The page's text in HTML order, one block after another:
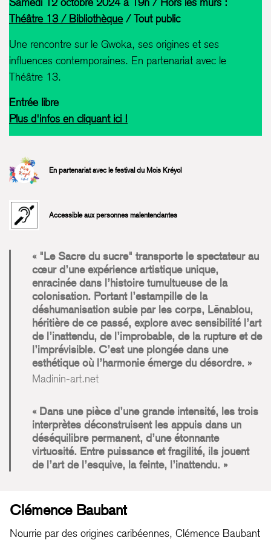
Théâtre 13 / Bibliothèque/ Tout public
Une rencontre sur le Gwoka, ses origines et ses
influences contemporaines. En partenariat avec le
Théâtre 13.
Entrée libre
Plus d'infos en cliquant ici !
En partenariat avec le festival du Mois Kréyol
Accessible aux personnes malentendantes
"Le Sacre du sucre" transporte le spectateur au
cœur d’une expérience artistique unique,
enracinée dans l’histoire tumultueuse de la
colonisation. Portant l’estampille de la
déshumanisation subie par les corps, Lēnablou,
héritière de ce passé, explore avec sensibilité l’art
de l’inattendu, de l’improbable, de la rupture et de
l’imprévisible. C’est une plongée dans une
esthétique où l’harmonie émerge du désordre.
Madinin-art.net
Dans une pièce d’une grande intensité, les trois
interprètes déconstruisent les appuis dans un
déséquilibre permanent, d’une étonnante
virtuosité. Entre puissance et fragilité, ils jouent
de l’art de l’esquive, la feinte, l’inattendu.
Clémence Baubant
Nourrie par des origines caribéennes, Clémence Baubant